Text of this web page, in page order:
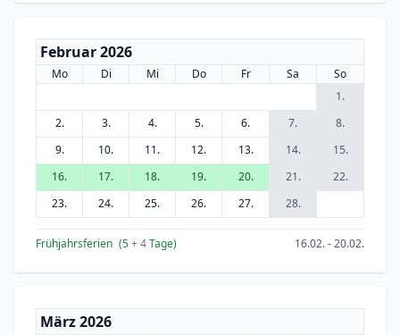
Februar 2026
Mo Di Mi Do Fr Sa
So
1.
2.
3. 4. 5. 6. 7.
8.
9.
10. 11. 12. 13. 14.
15.
16.
17. 18. 19. 20. 21.
22.
23.
24. 25. 26. 27. 28.
Frühjahrsferien (5+ 4Tage) 16.02. - 20.02.
März 2026